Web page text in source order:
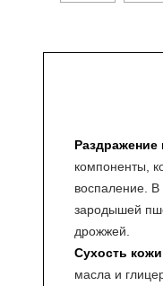
Раздражение
компоненты,
воспаление. В
зародышей
дрожжей.
Сухость
масла и